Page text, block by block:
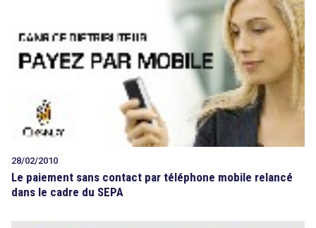
28/02/2010
Le paiement sans contact par téléphone mobile relancé
dans le cadre du SEPA